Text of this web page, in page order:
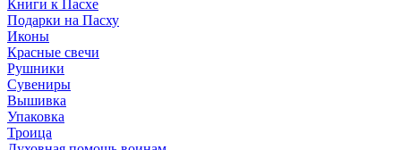
Книги к Пасхе
Подарки на Пасху
Иконы
Красные свечи
Рушники
Сувениры
Вышивка
Упаковка
Троица